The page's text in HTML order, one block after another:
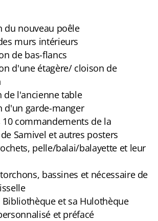
du nouveau poêle
murs intérieurs
de bas-flancs
d'une étagère/ cloison de
de l'ancienne table
d'un garde-manger
10 commandements de la
Samivel et autres posters
pelle/balai/balayette et leur
bassines et nécessaire de
Bibliothèque et sa Hulothèque
et préfacé